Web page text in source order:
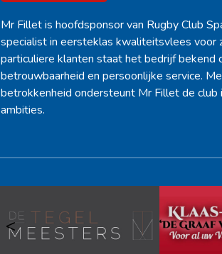
Mr Fillet is hoofdsponsor van Rugby Club
specialist in eersteklas kwaliteitsvlees voor
particuliere klanten staat het bedrijf bekend
betrouwbaarheid en persoonlijke service.
betrokkenheid ondersteunt Mr Fillet de club
ambities.
<